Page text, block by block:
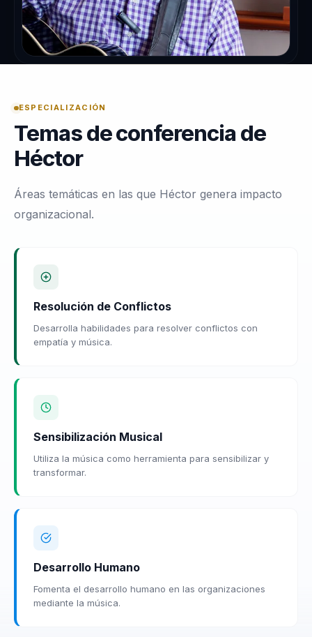
ESPECIALIZACIÓN
Temas de conferencia de
Héctor
Áreas temáticas en las que Héctor genera impacto
organizacional.
Resolución de Conflictos
Desarrolla habilidades para resolver conflictos con
empatía y música.
Sensibilización Musical
Utiliza la música como herramienta para sensibilizar y
transformar.
Desarrollo Humano
Fomenta el desarrollo humano en las organizaciones
mediante la música.